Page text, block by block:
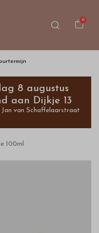
0
8 augustus
aan Dijkje 13
Jan van Schaffelaarstraat
100ml